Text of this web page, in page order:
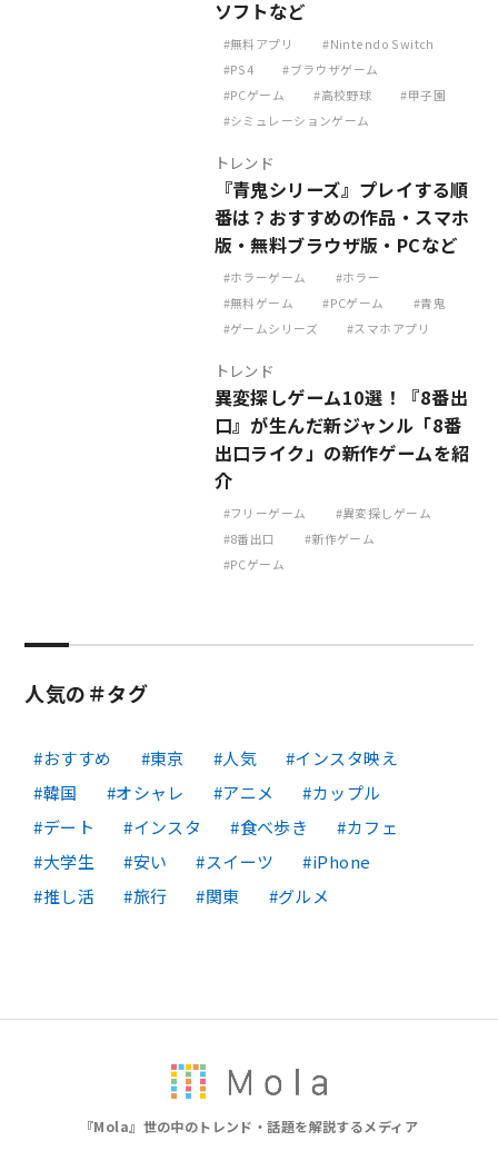
ソフトなど
無料アプリ
Nintendo Switch
PS4
ブラウザゲーム
PCゲーム
高校野球
甲子園
シミュレーションゲーム
トレンド
『青鬼シリーズ』プレイする順
番は？おすすめの作品・スマホ
版・無料ブラウザ版・PCなど
ホラーゲーム
ホラー
無料ゲーム
PCゲーム
青鬼
ゲームシリーズ
スマホアプリ
トレンド
異変探しゲーム10選！『8番出
口』が生んだ新ジャンル「8番
出口ライク」の新作ゲームを紹
介
フリーゲーム
異変探しゲーム
8番出口
新作ゲーム
PCゲーム
人気の＃タグ
おすすめ 東京 人気
インスタ映え
韓国
オシャレ アニメ
カップル
デート
インスタ 食べ歩き
カフェ
大学生
安い スイーツ
iPhone
推し活
旅行 関東 グルメ
『Mola』世の中のトレンド・話題を解説するメディア